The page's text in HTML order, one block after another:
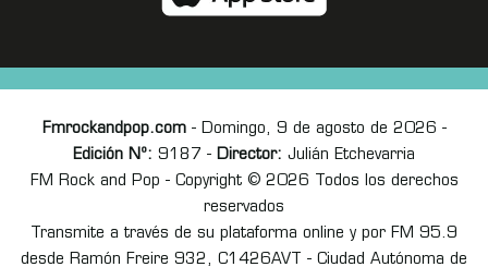
Fmrockandpop.com- Domingo, 9 de agosto de 2026 -
Edición Nº: 9187 - Director: Julián Etchevarria
FM Rock and Pop - Copyright © 2026 Todos los derechos
reservados
Transmite a través de su plataforma online y por FM 95.9
desde Ramón Freire 932, C1426AVT - Ciudad Autónoma de